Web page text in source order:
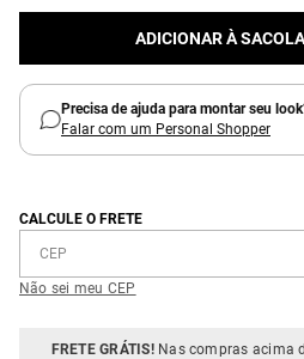
ADICIONAR À SACOLA
Precisa de ajuda para montar seu
Falar com um Personal Shopper
CALCULE O FRETE
Não sei meu CEP
FRETE GRÁTIS!Nas compras acima